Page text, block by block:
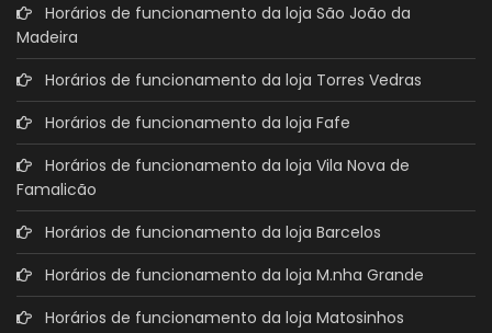
Horários de funcionamento da loja São João da
Madeira
Horários de funcionamento da loja Torres Vedras
Horários de funcionamento da loja Fafe
Horários de funcionamento da loja Vila Nova de
Famalicão
Horários de funcionamento da loja Barcelos
Horários de funcionamento da loja M.nha Grande
Horários de funcionamento da loja Matosinhos